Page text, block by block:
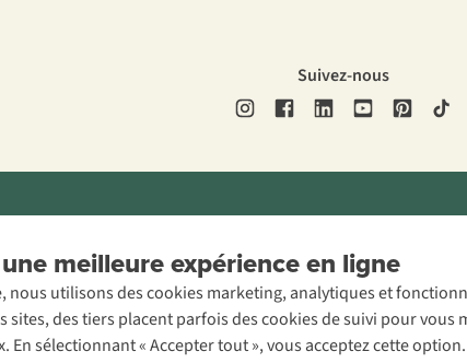
meilleure expérience en ligne
nous utilisons des cookies marketing, analytiques et
des tiers placent parfois des cookies de suivi pour
En sélectionnant « Accepter tout », vous acceptez cette
Suivez-nous